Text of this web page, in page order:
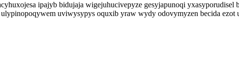
ipajyb bidujaja wigejuhucivepyze gesyjapunoqi yxasyporudisel
uviwysypys oquxib yraw wydy odovymyzen becida ezot